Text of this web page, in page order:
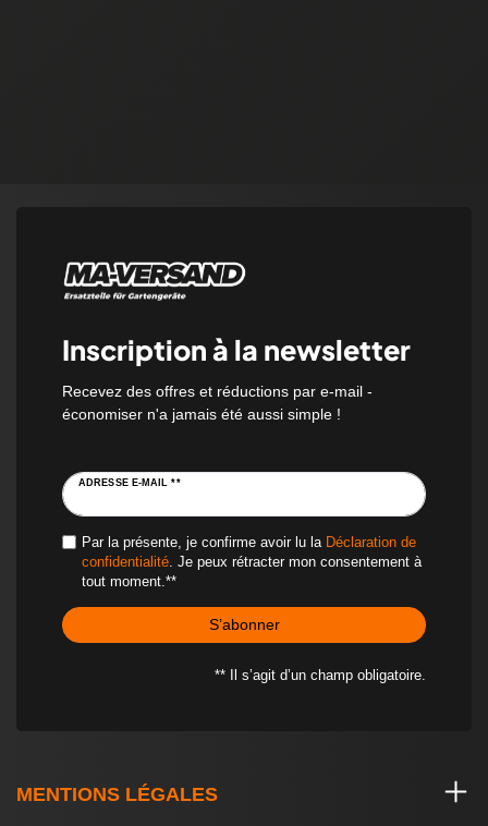
Inscription à la newsletter
Recevez des offres et réductions par e-mail -
économiser n'a jamais été aussi simple !
ADRESSE E-MAIL **
Par la présente, je confirme avoir lu la Déclaration de
confidentialité. Je peux rétracter mon consentement à
tout moment.**
S’abonner
** Il s’agit d’un champ obligatoire.
MENTIONS LÉGALES